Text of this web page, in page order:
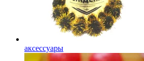
аксессуары